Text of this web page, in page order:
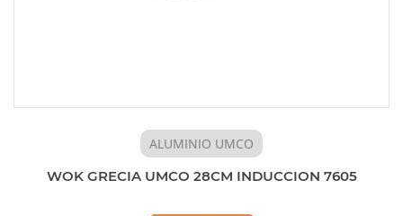
ALUMINIO UMCO
WOK GRECIA UMCO 28CM INDUCCION 7605